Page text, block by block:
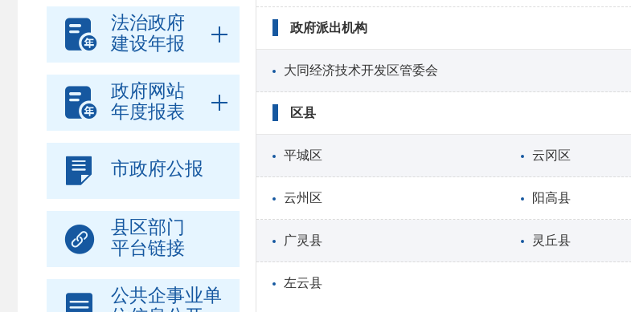

法治政府
建设年报

政府网站
年度报表
 市政府公报

县区部门
平台链接
公共企事业单
政府派出机构
大同经济技术开发区管委会
区县
平城区 云冈区
云州区 阳高县
广灵县 灵丘县
左云县